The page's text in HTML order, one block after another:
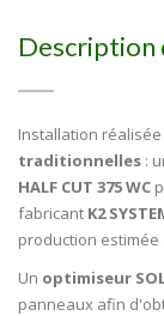
Description
Installation
traditionnelles :
HALF CUT 375 WC
fabricant K2
production estimée
Un optimiseur
panneaux afin